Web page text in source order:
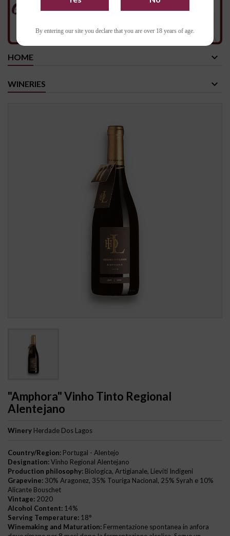
By entering our site you declare that you are over 18 years of age.
HOME
WINERIES
"Amphora" Vinho Tinto Regional
Alentejano
Winery Herdade Dos Lagos
Country/Region: Portugal - Alentejo
Designation:Vinho Regional Alentejano
Production philosophy: Biologica, Artigianale, Lieviti Indigeni
Grapevine: 30% Aragonez, 35% Touriga Nacional, 25% Syrah e 10%
Alicante Bouschet
Vintage: 2020
Alcohol Content: 14%
Serving Temperature: 18°
Winemaking and Maturation: Fermentazione spontanea in anfora